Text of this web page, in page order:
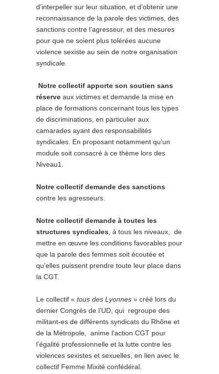
d’interpeller sur leur situation, et d’obtenir une
reconnaissance de la parole des victimes, des
sanctions contre l’agresseur, et des mesures
pour que ne soient plus tolérées aucune
violence sexiste au sein de notre organisation
syndicale.
Notre collectif apporte son soutien sans
réserve aux victimes et demande la mise en
place de formations concernant tous les types
de discriminations, en particulier aux
camarades ayant des responsabilités
syndicales. En proposant notamment qu’un
module soit consacré à ce thème lors des
Niveau1.
Notre collectif demande des sanctions
contre les agresseurs.
Notre collectif demande à toutes les
structures syndicales , à tous les niveaux, de
mettre en œuvre les conditions favorables pour
que la parole des femmes soit écoutée et
qu’elles puissent prendre toute leur place dans
la CGT.
Le collectif « tous des Lyonnes » créé lors du
dernier Congrès de l’UD, qui regroupe des
militant-es de différents syndicats du Rhône et
de la Métropole, anime l’action CGT pour
l’égalité professionnelle et la lutte contre les
violences sexistes et sexuelles, en lien avec le
collectif Femme Mixité confédéral.